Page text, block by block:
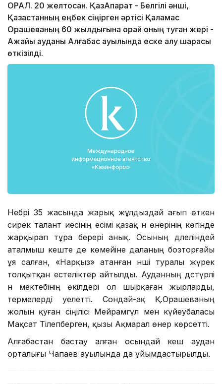
ОРАЛ. 20 желтоқсан. ҚазАқпарат - Белгілі әнші,
Қазақстанның еңбек сіңірген әртісі Қаламқас
Орашеваның 60 жылдығына орай оның туған жері -
Ақжайық ауданы Алғабас ауылында еске алу шарасы
өткізілді.
Небәрі 35 жасында жарық жұлдыздай ағып өткен
сирек талант иесінің есімі қазақ ән өнерінің көгінде
жарқырап тұра берері анық. Осының дәлеліндей
аталмыш кеште де көмейіне даланың бозторғайы
ұя салған, «Нарқыз» атанған әнші туралы жүрек
толқытқан естеліктер айтылды. Ауданның дәстүрлі
ән мектебінің өкілдері ол шырқаған жырларды,
термелерді әуелетті. Сондай-ақ Қ.Орашеваның
жолын қуған сіңілісі Мейрамгүл мен күйеубаласы
Мақсат Тілепберген, қызы Ақмарал өнер көрсетті.
Алғабастан бастау алған осындай кеш аудан
орталығы Чапаев ауылында да ұйымдастырылды.